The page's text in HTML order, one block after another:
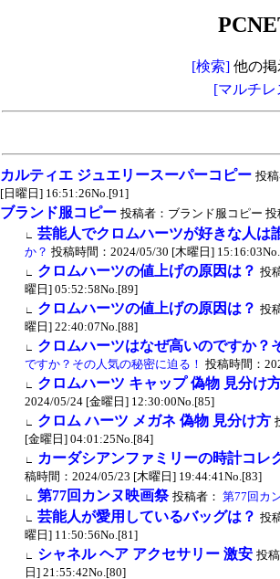
[検索] 他の
[マルチ
カルティエ ジュエリースーパーコピー 投
[日曜日] 16:51:26No.[91]
ブランド服コピー 投稿者：ブランド服コピー
∟ 芸能人でクロムハーツが好きな人は
か？ 投稿時間：2024/05/30 [木曜日]
∟ クロムハーツの値上げの原因は？ 投
曜日] 05:52:58No.[89]
∟ クロムハーツの値上げの原因は？ 投
曜日] 22:40:07No.[88]
∟ クロムハーツはなぜ高いのですか？
ですか？その人気の秘密に迫る！ 投稿時間：
∟ クロムハーツ キャップ 偽物 見分け
2024/05/24 [金曜日] 12:30:00No.[85]
∟ クロム ハーツ メガネ 偽物 見分け方
[金曜日] 04:01:25No.[84]
∟ カーダシアンファミリーの時計コレ
稿時間：2024/05/23 [木曜日] 19:44:41No.[83]
∟ 第77回カンヌ映画祭 投稿者： 第77回カ
∟ 芸能人が愛用しているバッグは？ 投
曜日] 11:50:56No.[81]
∟ シャネル ヘア アクセサリー 激安 投
日] 21:55:42No.[80]